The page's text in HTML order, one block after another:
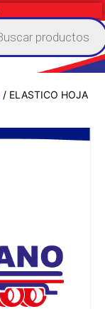
/ ELASTICO HOJA